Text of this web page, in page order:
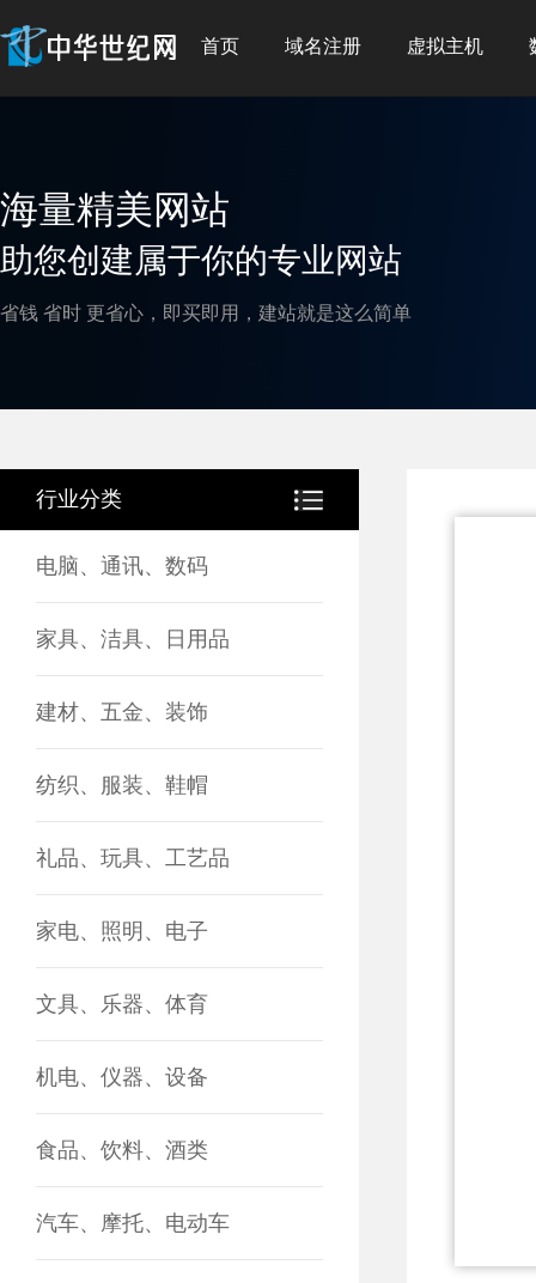
首页 域名注册 虚拟主机
海量精美网站
助您创建属于你的专业网站
省钱 省时 更省心，即买即用，建站就是这么简单
行业分类
电脑、通讯、数码
家具、洁具、日用品
建材、五金、装饰
纺织、服装、鞋帽
礼品、玩具、工艺品
家电、照明、电子
文具、乐器、体育
机电、仪器、设备
食品、饮料、酒类
汽车、摩托、电动车